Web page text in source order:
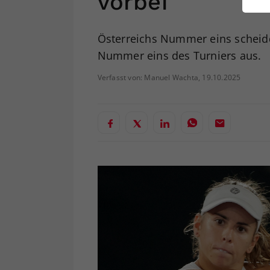
Österreichs Nummer eins
Nummer eins des Turniers aus.
Verfasst von: Manuel Wachta, 19.10.2025